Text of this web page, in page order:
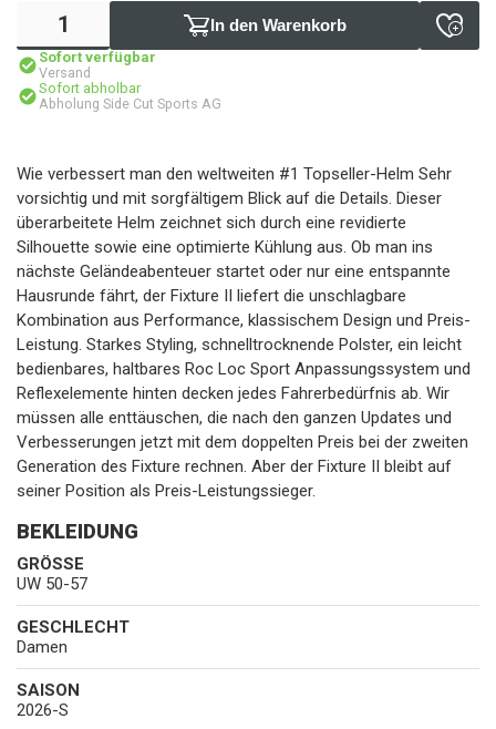
In den Warenkorb
Sofort verfügbar
Versand
Sofort abholbar
Abholung Side Cut Sports AG
Wie verbessert man den weltweiten #1 Topseller-Helm Sehr
vorsichtig und mit sorgfältigem Blick auf die Details. Dieser
überarbeitete Helm zeichnet sich durch eine revidierte
Silhouette sowie eine optimierte Kühlung aus. Ob man ins
nächste Geländeabenteuer startet oder nur eine entspannte
Hausrunde fährt, der Fixture II liefert die unschlagbare
Kombination aus Performance, klassischem Design und Preis-
Leistung. Starkes Styling, schnelltrocknende Polster, ein leicht
bedienbares, haltbares Roc Loc Sport Anpassungssystem und
Reflexelemente hinten decken jedes Fahrerbedürfnis ab. Wir
müssen alle enttäuschen, die nach den ganzen Updates und
Verbesserungen jetzt mit dem doppelten Preis bei der zweiten
Generation des Fixture rechnen. Aber der Fixture II bleibt auf
seiner Position als Preis-Leistungssieger.
BEKLEIDUNG
GRÖSSE
UW 50-57
GESCHLECHT
Damen
SAISON
2026-S